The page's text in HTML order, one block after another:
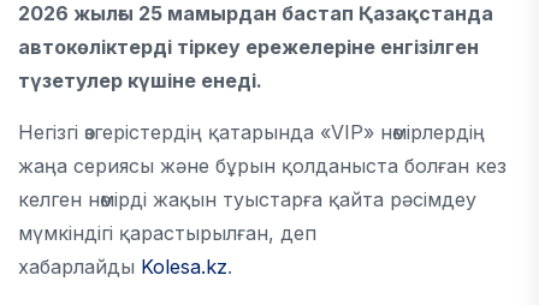
2026 жылғы 25 мамырдан бастап Қазақстанда
автокөліктерді тіркеу ережелеріне енгізілген
түзетулер күшіне енеді.
Негізгі өзгерістердің қатарында «VIP» нөмірлердің
жаңа сериясы және бұрын қолданыста болған кез
келген нөмірді жақын туыстарға қайта рәсімдеу
мүмкіндігі қарастырылған, деп
хабарлайды Kolesa.kz.